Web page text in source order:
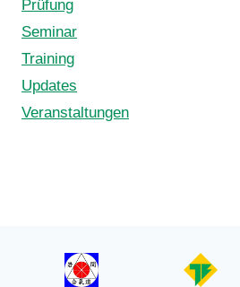
Prüfung
Seminar
Training
Updates
Veranstaltungen